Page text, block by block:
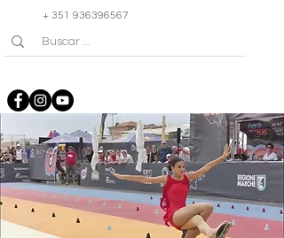
+ 351 936396567